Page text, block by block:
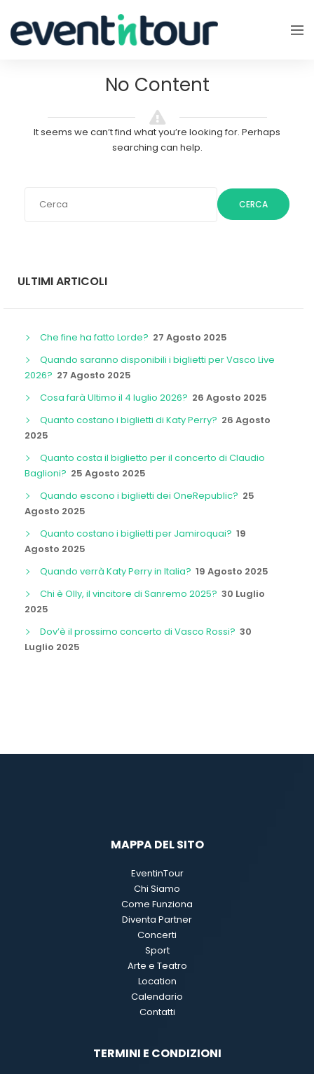
No Content
It seems we can’t find what you’re looking for. Perhaps
searching can help.
CERCA
ULTIMI ARTICOLI
Che fine ha fatto Lorde? 27 Agosto 2025
Quando saranno disponibili i biglietti per Vasco Live
2026? 27 Agosto 2025
Cosa farà Ultimo il 4 luglio 2026? 26 Agosto 2025
Quanto costano i biglietti di Katy Perry? 26 Agosto
2025
Quanto costa il biglietto per il concerto di Claudio
Baglioni? 25 Agosto 2025
Quando escono i biglietti dei OneRepublic? 25
Agosto 2025
Quanto costano i biglietti per Jamiroquai? 19
Agosto 2025
Quando verrà Katy Perry in Italia? 19 Agosto 2025
Chi è Olly, il vincitore di Sanremo 2025? 30 Luglio
2025
Dov’è il prossimo concerto di Vasco Rossi? 30
Luglio 2025
MAPPA DEL SITO
EventinTour
Chi Siamo
Come Funziona
Diventa Partner
Concerti
Sport
Arte e Teatro
Location
Calendario
Contatti
TERMINI E CONDIZIONI